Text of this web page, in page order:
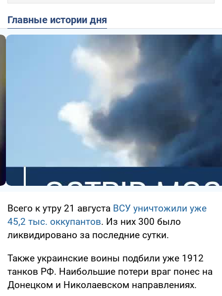
Главные истории дня
Всего к утру 21 августа ВСУ уничтожили уже
45,2 тыс. оккупантов. Из них 300 было
ликвидировано за последние сутки.
Также украинские воины подбили уже 1912
танков РФ. Наибольшие потери враг понес на
Донецком и Николаевском направлениях.